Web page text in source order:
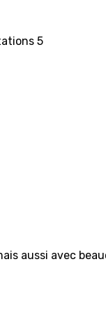
5
aussi avec